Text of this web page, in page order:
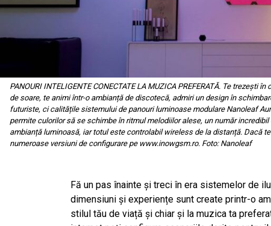
PANOURI INTELIGENTE CONECTATE LA MUZICA PREFERATĂ. Te trezești
de soare, te animi într-o ambianță de discotecă, admiri un design în
futuriste, ci calitățile sistemului de panouri luminoase modulare Nanoleaf
permite culorilor să se schimbe în ritmul melodiilor alese, un număr
ambianță luminoasă, iar totul este controlabil wireless de la distanță. Dacă
numeroase versiuni de configurare pe www.inowgsm.ro. Foto: Nanoleaf
Fă un pas înainte și treci în era sistemelor de
dimensiuni și experiențe sunt create printr-o
stilul tău de viață și chiar și la muzica ta